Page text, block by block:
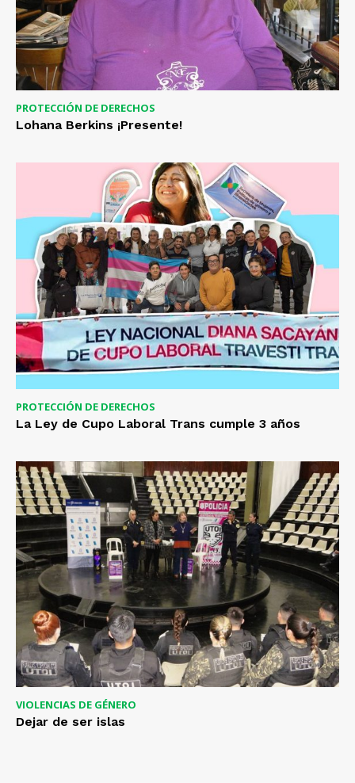
PROTECCIÓN DE DERECHOS
Lohana Berkins ¡Presente!
PROTECCIÓN DE DERECHOS
La Ley de Cupo Laboral Trans cumple 3 años
VIOLENCIAS DE GÉNERO
Dejar de ser islas